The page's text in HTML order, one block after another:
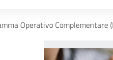
Operativo Complementare